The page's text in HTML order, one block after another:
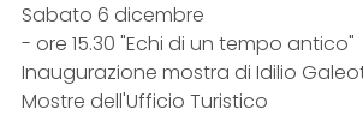
Sabato 6 dicembre
- ore 15.30 "Echi di un tempo antico"
Inaugurazione mostra di Idilio
Mostre dell'Ufficio Turistico